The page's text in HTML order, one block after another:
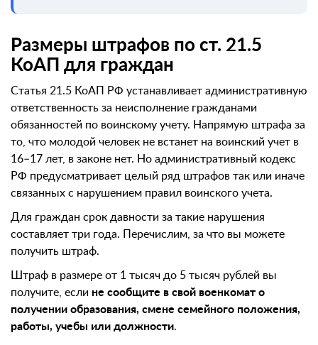
Размеры штрафов по ст. 21.5
КоАП для граждан
Статья 21.5 КоАП РФ устанавливает административную
ответственность за неисполнение гражданами
обязанностей по воинскому учету. Напрямую штрафа за
то, что молодой человек не встанет на воинский учет в
16–17 лет, в законе нет. Но административный кодекс
РФ предусматривает целый ряд штрафов так или иначе
связанных с нарушением правил воинского учета.
Для граждан срок давности за такие нарушения
составляет три года. Перечислим, за что вы можете
получить штраф.
Штраф в размере от 1 тысяч до 5 тысяч рублей вы
получите, если не сообщите в свой военкомат о
получении образования, смене семейного положения,
работы, учебы или должности.